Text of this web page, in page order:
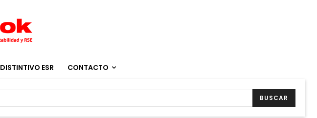
DISTINTIVO ESR CONTACTO
BUSCAR